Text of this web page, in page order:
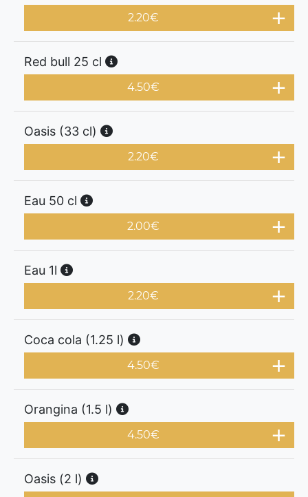
2.20€
Red bull 25 cl
4.50€
Oasis (33 cl)
2.20€
Eau 50 cl
2.00€
Eau 1l
2.20€
Coca cola (1.25 l)
4.50€
Orangina (1.5 l)
4.50€
Oasis (2 l)